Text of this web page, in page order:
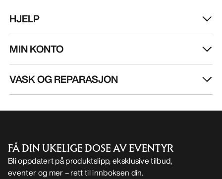
HJELP
MIN KONTO
VASK OG REPARASJON
FÅ DIN UKELIGE DOSE AV EVENTYR
Bli oppdatert på produktslipp, eksklusive tilbud,
eventer og mer – rett til innboksen din.